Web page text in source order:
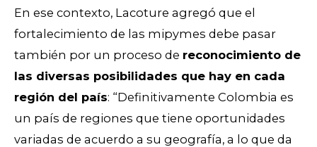
En ese contexto, Lacoture agregó que el
fortalecimiento de las mipymes debe pasar
también por un proceso de reconocimiento de
las diversas posibilidades que hay en cada
región del país: “Definitivamente Colombia es
un país de regiones que tiene oportunidades
variadas de acuerdo a su geografía, a lo que da